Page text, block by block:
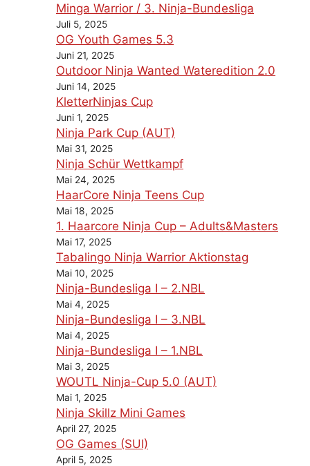
Minga Warrior / 3. Ninja-Bundesliga
Juli 5, 2025
OG Youth Games 5.3
Juni 21, 2025
Outdoor Ninja Wanted Wateredition 2.0
Juni 14, 2025
KletterNinjas Cup
Juni 1, 2025
Ninja Park Cup (AUT)
Mai 31, 2025
Ninja Schür Wettkampf
Mai 24, 2025
HaarCore Ninja Teens Cup
Mai 18, 2025
1. Haarcore Ninja Cup – Adults&Masters
Mai 17, 2025
Tabalingo Ninja Warrior Aktionstag
Mai 10, 2025
Ninja-Bundesliga I – 2.NBL
Mai 4, 2025
Ninja-Bundesliga I – 3.NBL
Mai 4, 2025
Ninja-Bundesliga I – 1.NBL
Mai 3, 2025
WOUTL Ninja-Cup 5.0 (AUT)
Mai 1, 2025
Ninja Skillz Mini Games
April 27, 2025
OG Games (SUI)
April 5, 2025